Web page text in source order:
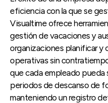
eficiencia con la que se
Visualtime ofrece
gestión de vacaciones y
organizaciones planificar y
operativas sin
que cada empleado pueda
periodos de descanso de
manteniendo un registro